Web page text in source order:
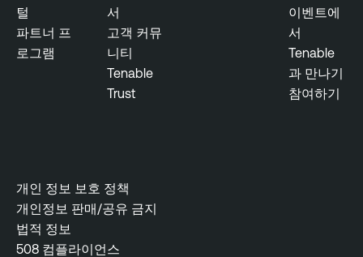
털
파트너 프
로그램
서
고객 커뮤
니티
Tenable
Trust
이벤트에
서
Tenable
과 만나기
참여하기
개인 정보 보호 정책
개인정보 판매/공유 금지
법적 정보
508 컴플라이언스